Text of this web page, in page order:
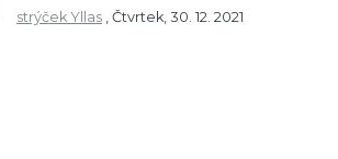
strýček Yllas , Čtvrtek, 30. 12. 2021